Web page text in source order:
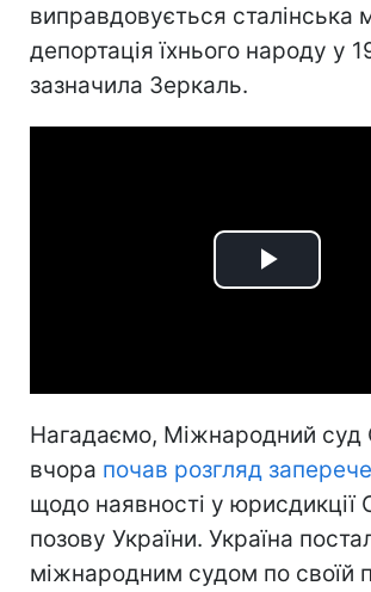
виправдовується сталінська
депортація їхнього народу у
зазначила Зеркаль.
Play
Нагадаємо, Міжнародний суд
вчора почав розгляд
щодо наявності у
позову України. Україна
міжнародним судом по своїй